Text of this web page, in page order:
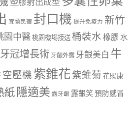
宜蘭民宿 封口機 提升免疫力 新竹
園中醫 桃園機場接送 桶裝水 橡膠 水
牙冠增長術 牙齦外露 牙齦美白 牛
空壓機 紫錐花紫錐菊 花賜康
紙 隱適美 露牙齦 露齦笑預防感冒